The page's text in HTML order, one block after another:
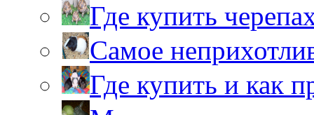
Где купить
Самое
Где купить и как